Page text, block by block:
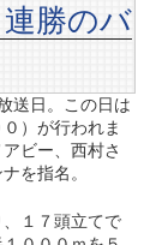
勝のバ
送日。この日は
）が行われま
ビー、西村さ
を指名。
１７頭立てで